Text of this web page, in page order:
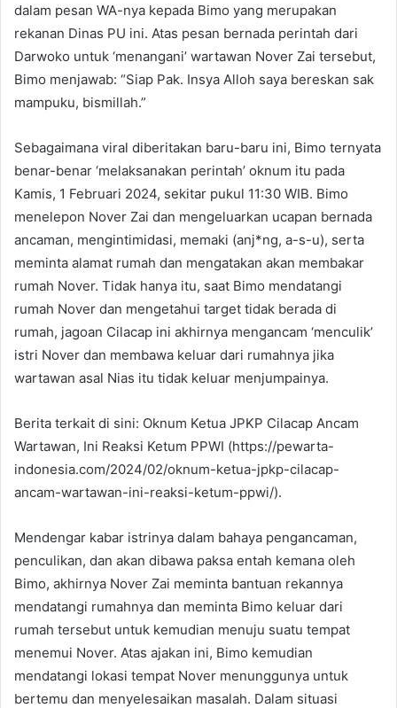
dalam pesan WA-nya kepada Bimo yang merupakan
rekanan Dinas PU ini. Atas pesan bernada perintah dari
Darwoko untuk ‘menangani’ wartawan Nover Zai tersebut,
Bimo menjawab: “Siap Pak. Insya Alloh saya bereskan sak
mampuku, bismillah.”
Sebagaimana viral diberitakan baru-baru ini, Bimo ternyata
benar-benar ‘melaksanakan perintah’ oknum itu pada
Kamis, 1 Februari 2024, sekitar pukul 11:30 WIB. Bimo
menelepon Nover Zai dan mengeluarkan ucapan bernada
ancaman, mengintimidasi, memaki (anj*ng, a-s-u), serta
meminta alamat rumah dan mengatakan akan membakar
rumah Nover. Tidak hanya itu, saat Bimo mendatangi
rumah Nover dan mengetahui target tidak berada di
rumah, jagoan Cilacap ini akhirnya mengancam ‘menculik’
istri Nover dan membawa keluar dari rumahnya jika
wartawan asal Nias itu tidak keluar menjumpainya.
Berita terkait di sini: Oknum Ketua JPKP Cilacap Ancam
Wartawan, Ini Reaksi Ketum PPWI (https://pewarta-
indonesia.com/2024/02/oknum-ketua-jpkp-cilacap-
ancam-wartawan-ini-reaksi-ketum-ppwi/).
Mendengar kabar istrinya dalam bahaya pengancaman,
penculikan, dan akan dibawa paksa entah kemana oleh
Bimo, akhirnya Nover Zai meminta bantuan rekannya
mendatangi rumahnya dan meminta Bimo keluar dari
rumah tersebut untuk kemudian menuju suatu tempat
menemui Nover. Atas ajakan ini, Bimo kemudian
mendatangi lokasi tempat Nover menunggunya untuk
bertemu dan menyelesaikan masalah. Dalam situasi